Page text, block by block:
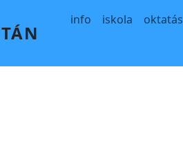
Main navigation
info iskola oktatás